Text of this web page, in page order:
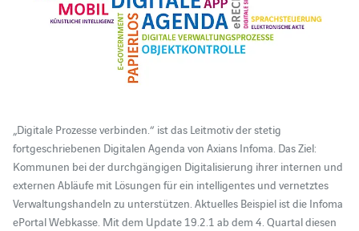
„Digitale Prozesse verbinden.“ ist das Leitmotiv der stetig
fortgeschriebenen Digitalen Agenda von Axians Infoma. Das Ziel:
Kommunen bei der durchgängigen Digitalisierung ihrer internen und
externen Abläufe mit Lösungen für ein intelligentes und vernetztes
Verwaltungshandeln zu unterstützen. Aktuelles Beispiel ist die Infoma
ePortal Webkasse. Mit dem Update 19.2.1 ab dem 4. Quartal diesen